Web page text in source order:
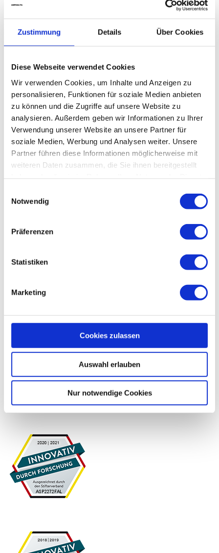
Zustimmung Details Über Cookies
Diese Webseite verwendet Cookies
Wir verwenden Cookies, um Inhalte und Anzeigen zu
personalisieren, Funktionen für soziale Medien anbieten
zu können und die Zugriffe auf unsere Website zu
analysieren. Außerdem geben wir Informationen zu Ihrer
Verwendung unserer Website an unsere Partner für
soziale Medien, Werbung und Analysen weiter. Unsere
Partner führen diese Informationen möglicherweise mit
weiteren Daten zusammen, die Sie ihnen bereitgestellt
Notwendig
Präferenzen
Statistiken
Marketing
Cookies zulassen
Auswahl erlauben
Nur notwendige Cookies
Next
project:
Verkehrsanlage Scharnweberstraße in
Referenzprojekte
Planung
Arbeitssicherheit
Projektmanagement
Qualitätssicherung